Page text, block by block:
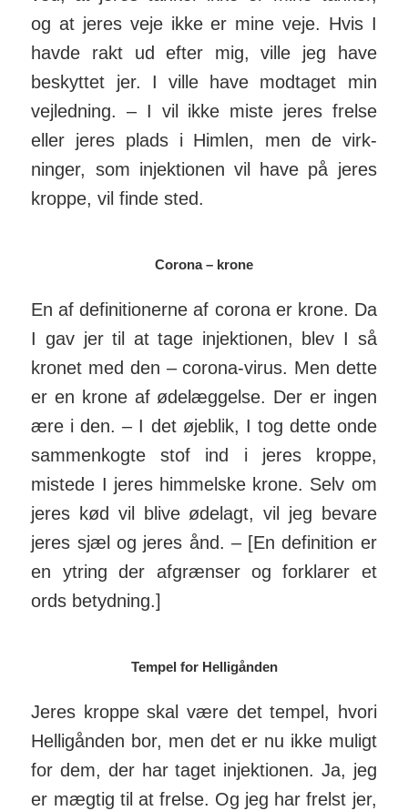
og at jeres veje ikke er mine veje. Hvis I
havde rakt ud efter mig, ville jeg have
beskyttet jer. I ville have mod­taget min
vej­led­ning. – I vil ikke miste jeres frelse
eller jeres plads i Himlen, men de virk­
ninger, som injek­tionen vil have på jeres
kroppe, vil finde sted.
Corona – krone
En af definitionerne af corona er krone. Da
I gav jer til at tage injek­tionen, blev I så
kronet med den – corona-virus. Men dette
er en krone af øde­læggelse. Der er ingen
ære i den. – I det øjeblik, I tog dette onde
sammen­kogte stof ind i jeres kroppe,
mistede I jeres him­melske krone. Selv om
jeres kød vil blive ødelagt, vil jeg bevare
jeres sjæl og jeres ånd. – [En definition er
en ytring der afgrænser og forklarer et
ords betydning.]
Tempel for Helligånden
Jeres kroppe skal være det tempel, hvori
Hel­lig­ånden bor, men det er nu ikke muligt
for dem, der har taget injek­tionen. Ja, jeg
er mægtig til at frelse. Og jeg har frelst jer,